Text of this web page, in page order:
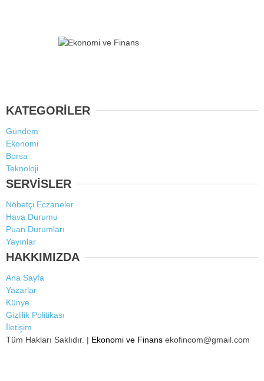
KATEGORİLER
Gündem
Ekonomi
Borsa
Teknoloji
SERVİSLER
Nöbetçi Eczaneler
Hava Durumu
Puan Durumları
Yayınlar
HAKKIMIZDA
Ana Sayfa
Yazarlar
Künye
Gizlilik Politikası
İletişim
Tüm Hakları Saklıdır. | Ekonomi ve Finans ekofincom@gmail.com